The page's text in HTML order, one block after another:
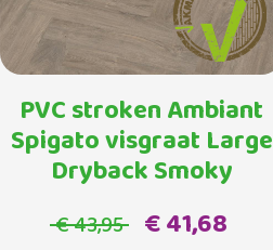
PVC stroken Ambiant
Spigato visgraat Large
Dryback Smoky
€ 43,95 € 41,68